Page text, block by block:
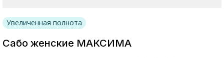
Покупателям
Увеличенная полнота
Сабо женские МАКСИМА